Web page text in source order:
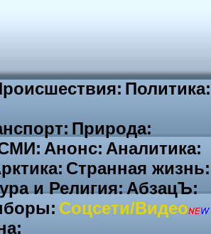
Политика:
Природа:
Анонс: Аналитика:
Странная жизнь:
и Религия:АбзацЪ:
Соцсети/Видео